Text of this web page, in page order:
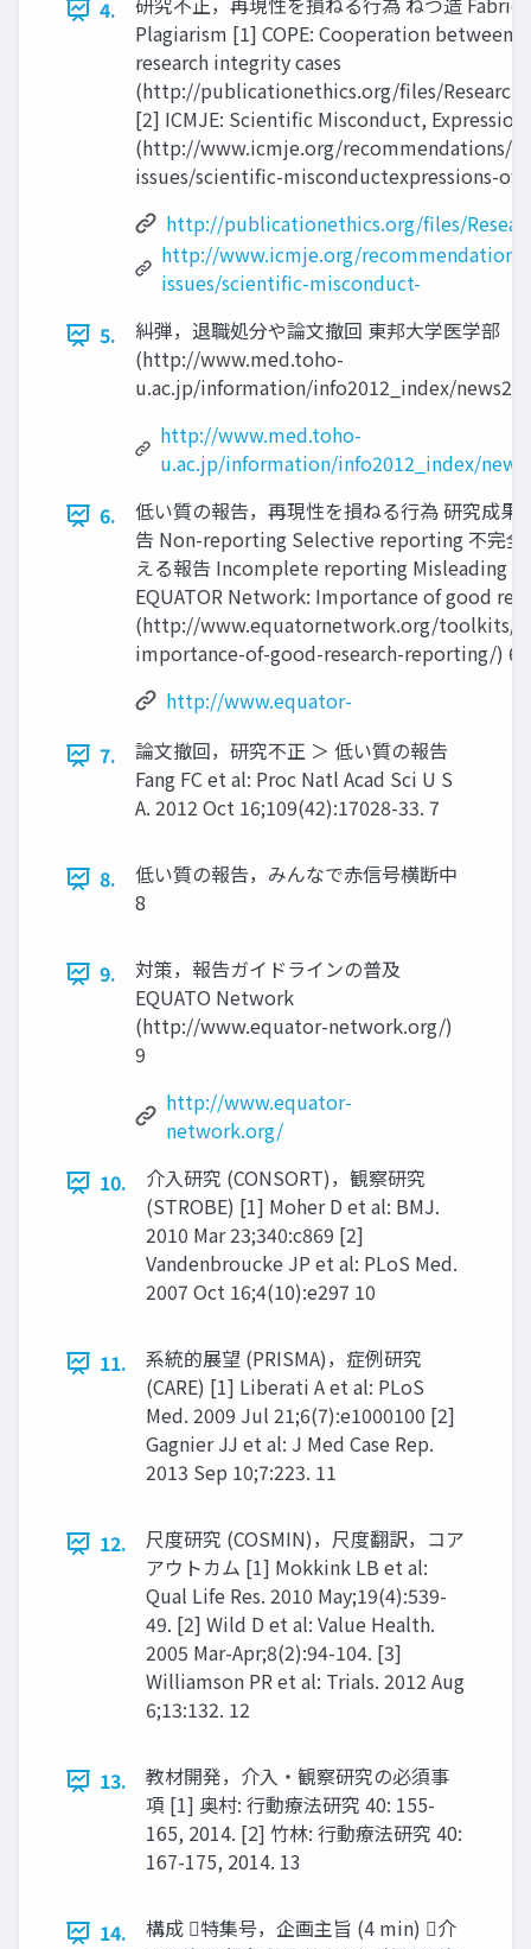
4.
Plagiarism [1] COPE: Cooperation between
research integrity cases
(http://publicationethics.org/files/
[2] ICMJE: Scientific Misconduct,
(http://www.icmje.org/recommendations/
issues/scientific-misconductexpressions-
http://publicationethics.org/files/
http://www.icmje.org/
issues/scientific-misconduct-
5.
糾弾，退職処分や論⽂撤回 東邦大学医学部
(http://www.med.toho-
u.ac.jp/information/info2012_index/
http://www.med.toho-
u.ac.jp/information/info2012_index/
6.
低い質の報告，再現性を損ねる⾏為 研究成果
告 Non-reporting Selective reporting 不完全
える報告 Incomplete reporting Misleading
EQUATOR Network: Importance of good
(http://www.equatornetwork.org/toolkits/
importance-of-good-research-reporting/) 6
http://www.equator-
7.
論⽂撤回，研究不正 ＞ 低い質の報告
Fang FC et al: Proc Natl Acad Sci U S
A. 2012 Oct 16;109(42):17028-33. 7
8.
低い質の報告，みんなで赤信号横断中
8
9.
対策，報告ガイドラインの普及
EQUATO Network
(http://www.equator-network.org/)
9
http://www.equator-
network.org/
10.
介入研究 (CONSORT)，観察研究
(STROBE) [1] Moher D et al: BMJ.
2010 Mar 23;340:c869 [2]
Vandenbroucke JP et al: PLoS Med.
2007 Oct 16;4(10):e297 10
11.
系統的展望 (PRISMA)，症例研究
(CARE) [1] Liberati A et al: PLoS
Med. 2009 Jul 21;6(7):e1000100 [2]
Gagnier JJ et al: J Med Case Rep.
2013 Sep 10;7:223. 11
12.
尺度研究 (COSMIN)，尺度翻訳，コア
アウトカム [1] Mokkink LB et al:
Qual Life Res. 2010 May;19(4):539-
49. [2] Wild D et al: Value Health.
2005 Mar-Apr;8(2):94-104. [3]
Williamson PR et al: Trials. 2012 Aug
6;13:132. 12
13.
教材開発，介入・観察研究の必須事
項 [1] 奥村: ⾏動療法研究 40: 155-
165, 2014. [2] ⽵林: ⾏動療法研究 40:
167-175, 2014. 13
14.
構成 特集号，企画主旨 (4 min) 介